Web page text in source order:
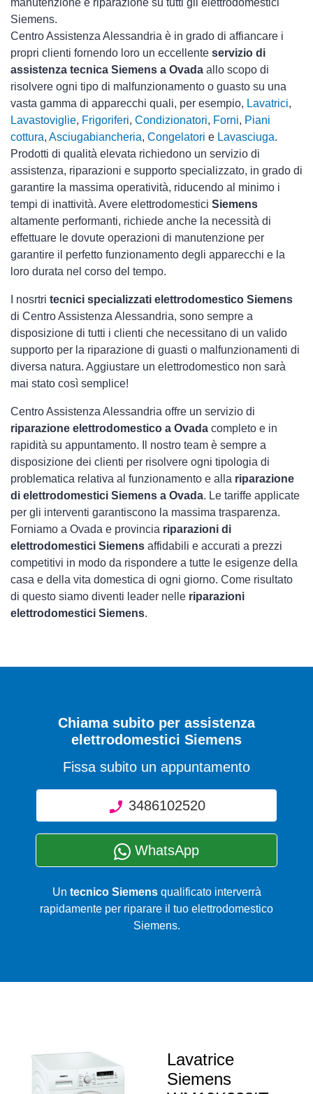
manutenzione e riparazione su tutti gli elettrodomestici
Siemens.
Centro Assistenza Alessandria è in grado di affiancare i
propri clienti fornendo loro un eccellente servizio di
assistenza tecnica Siemens a Ovada allo scopo di
risolvere ogni tipo di malfunzionamento o guasto su una
vasta gamma di apparecchi quali, per esempio, Lavatrici,
Lavastoviglie, Frigoriferi, Condizionatori, Forni, Piani
cottura, Asciugabiancheria, Congelatori e Lavasciuga.
Prodotti di qualità elevata richiedono un servizio di
assistenza, riparazioni e supporto specializzato, in grado di
garantire la massima operatività, riducendo al minimo i
tempi di inattività. Avere elettrodomestici Siemens
altamente performanti, richiede anche la necessità di
effettuare le dovute operazioni di manutenzione per
garantire il perfetto funzionamento degli apparecchi e la
loro durata nel corso del tempo.
I nosrtri tecnici specializzati elettrodomestico Siemens
di Centro Assistenza Alessandria, sono sempre a
disposizione di tutti i clienti che necessitano di un valido
supporto per la riparazione di guasti o malfunzionamenti di
diversa natura. Aggiustare un elettrodomestico non sarà
mai stato così semplice!
Centro Assistenza Alessandria offre un servizio di
riparazione elettrodomestico a Ovada completo e in
rapidità su appuntamento. Il nostro team è sempre a
disposizione dei clienti per risolvere ogni tipologia di
problematica relativa al funzionamento e alla riparazione
di elettrodomestici Siemens a Ovada. Le tariffe applicate
per gli interventi garantiscono la massima trasparenza.
Forniamo a Ovada e provincia riparazioni di
elettrodomestici Siemens affidabili e accurati a prezzi
competitivi in modo da rispondere a tutte le esigenze della
casa e della vita domestica di ogni giorno. Come risultato
di questo siamo diventi leader nelle riparazioni
elettrodomestici Siemens.
Chiama subito per assistenza
elettrodomestici Siemens
Fissa subito un appuntamento
3486102520
WhatsApp
Un tecnico Siemensqualificato interverrà
rapidamente per riparare il tuo elettrodomestico
Siemens.
Lavatrice
Siemens